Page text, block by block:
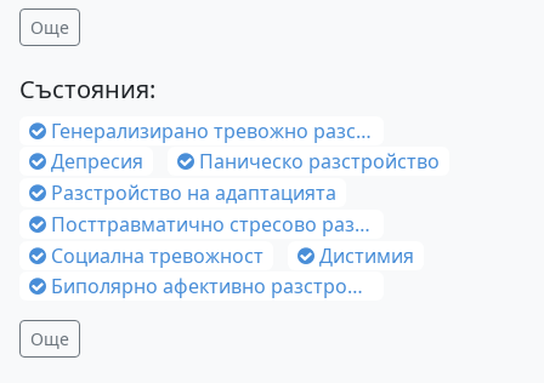
Още
Състояния:
Генерализирано тревожно разстройство
Депресия
Паническо разстройство
Разстройство на адаптацията
Посттравматично стресово разстройство (ПТСР)
Социална тревожност
Дистимия
Биполярно афективно разстройство
Още